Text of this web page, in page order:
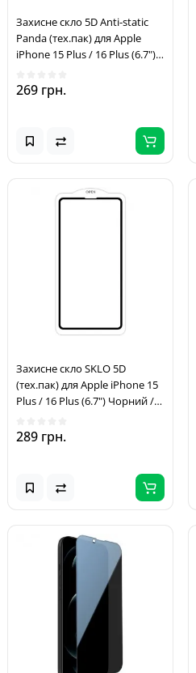
Захисне скло 5D Anti-static
Panda (тех.пак) для Apple
iPhone 15 Plus / 16 Plus (6.7")
269 грн.
Захисне скло SKLO 5D
(тех.пак) для Apple iPhone 15
Plus / 16 Plus (6.7") Чорний /
289 грн.